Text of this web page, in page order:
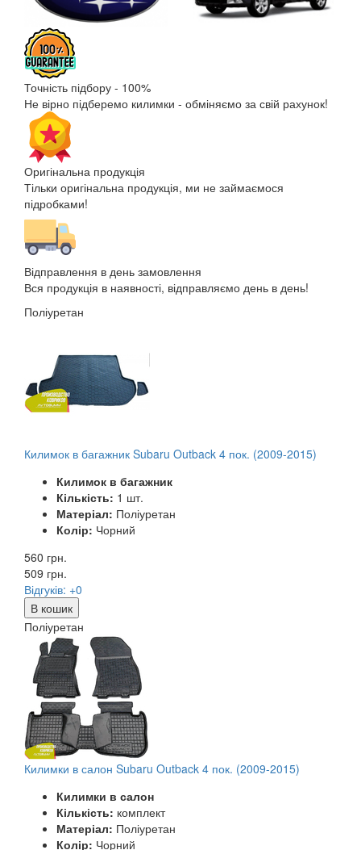
Точність підбору - 100%
Не вірно підберемо килимки - обміняємо за свій рахунок!
Оригінальна продукція
Тільки оригінальна продукція, ми не займаємося
підробками!
Відправлення в день замовлення
Вся продукція в наявності, відправляємо день в день!
Поліуретан
Килимок в багажник Subaru Outback 4 пок. (2009-2015)
Килимок в багажник
Кількість: 1 шт.
Матеріал: Поліуретан
Колір: Чорний
560 грн.
509 грн.
Відгуків: +0
В кошик
Поліуретан
Килимки в салон Subaru Outback 4 пок. (2009-2015)
Килимки в салон
Кількість: комплект
Матеріал: Поліуретан
Колір: Чорний